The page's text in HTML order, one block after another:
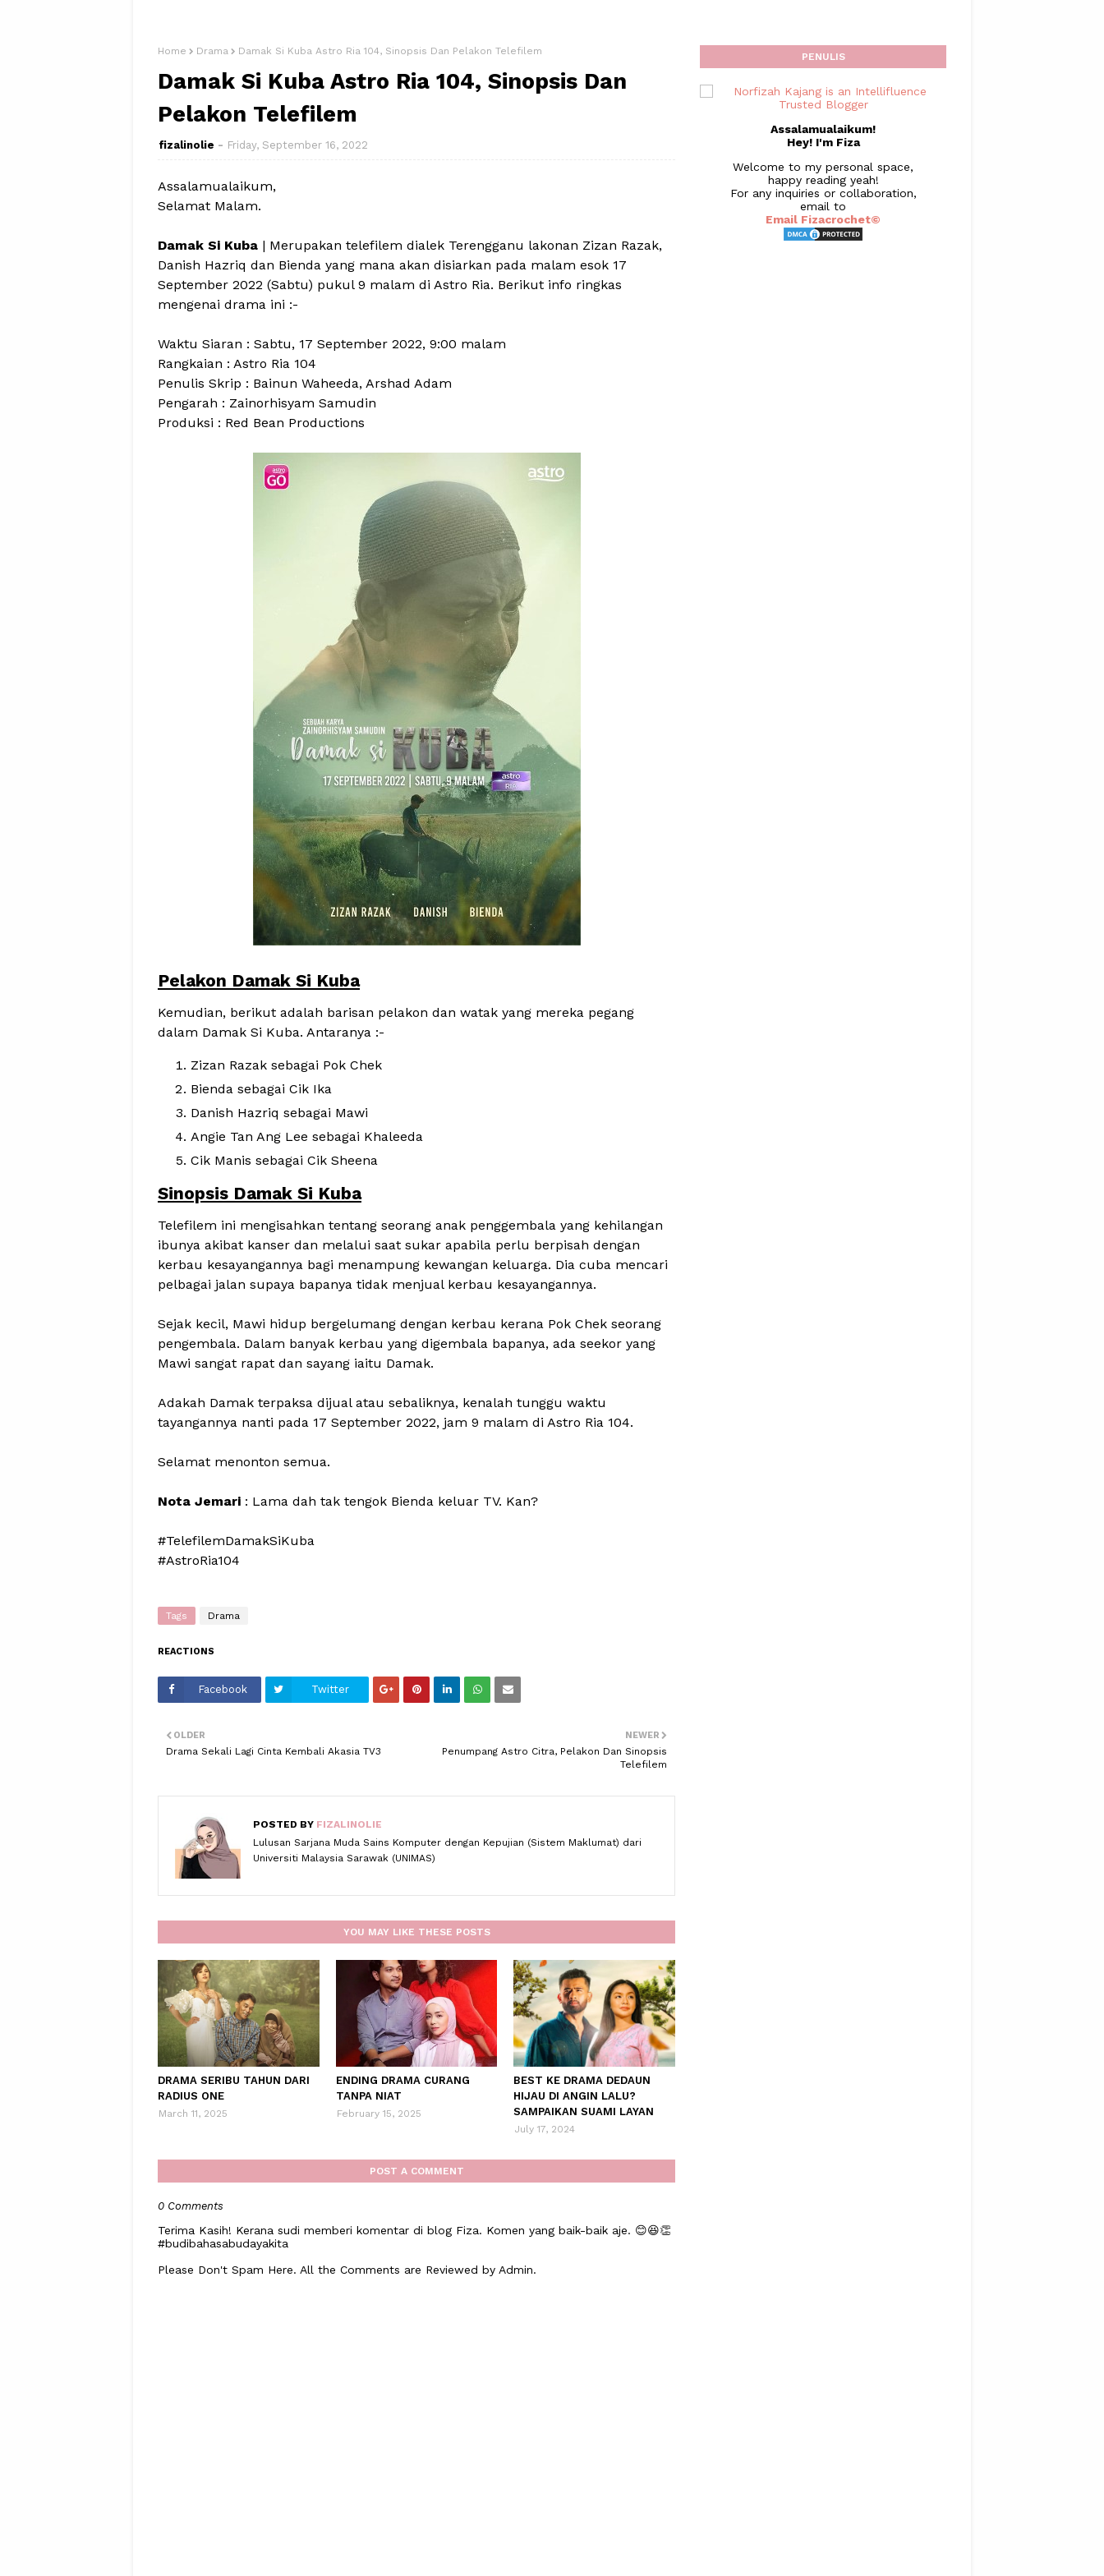
Home Drama Damak Si Kuba Astro Ria 104, Sinopsis Dan Pelakon Telefilem
Damak Si Kuba Astro Ria 104, Sinopsis Dan
Pelakon Telefilem
fizalinolie Friday, September 16, 2022
Assalamualaikum,
Selamat Malam.
Damak Si Kuba | Merupakan telefilem dialek Terengganu lakonan Zizan Razak,
Danish Hazriq dan Bienda yang mana akan disiarkan pada malam esok 17
September 2022 (Sabtu) pukul 9 malam di Astro Ria. Berikut info ringkas
mengenai drama ini :-
Waktu Siaran : Sabtu, 17 September 2022, 9:00 malam
Rangkaian : Astro Ria 104
Penulis Skrip : Bainun Waheeda, Arshad Adam
Pengarah : Zainorhisyam Samudin
Produksi : Red Bean Productions
Pelakon Damak Si Kuba
Kemudian, berikut adalah barisan pelakon dan watak yang mereka pegang
dalam Damak Si Kuba. Antaranya :-
Zizan Razak sebagai Pok Chek
Bienda sebagai Cik Ika
Danish Hazriq sebagai Mawi
Angie Tan Ang Lee sebagai Khaleeda
Cik Manis sebagai Cik Sheena
Sinopsis Damak Si Kuba
Telefilem ini mengisahkan tentang seorang anak penggembala yang kehilangan
ibunya akibat kanser dan melalui saat sukar apabila perlu berpisah dengan
kerbau kesayangannya bagi menampung kewangan keluarga. Dia cuba mencari
pelbagai jalan supaya bapanya tidak menjual kerbau kesayangannya.
Sejak kecil, Mawi hidup bergelumang dengan kerbau kerana Pok Chek seorang
pengembala. Dalam banyak kerbau yang digembala bapanya, ada seekor yang
Mawi sangat rapat dan sayang iaitu Damak.
Adakah Damak terpaksa dijual atau sebaliknya, kenalah tunggu waktu
tayangannya nanti pada 17 September 2022, jam 9 malam di Astro Ria 104.
Selamat menonton semua.
Nota Jemari : Lama dah tak tengok Bienda keluar TV. Kan?
#TelefilemDamakSiKuba
#AstroRia104
Tags Drama
REACTIONS
Facebook Twitter
NEWER
Penumpang Astro Citra, Pelakon Dan Sinopsis
Telefilem
OLDER
Drama Sekali Lagi Cinta Kembali Akasia TV3
POSTED BY FIZALINOLIE
Lulusan Sarjana Muda Sains Komputer dengan Kepujian (Sistem Maklumat) dari
Universiti Malaysia Sarawak (UNIMAS)
YOU MAY LIKE THESE POSTS
DRAMA SERIBU TAHUN DARI
RADIUS ONE
March 11, 2025
ENDING DRAMA CURANG
TANPA NIAT
February 15, 2025
BEST KE DRAMA DEDAUN
HIJAU DI ANGIN LALU?
SAMPAIKAN SUAMI LAYAN
July 17, 2024
POST A COMMENT
0 Comments
Terima Kasih! Kerana sudi memberi komentar di blog Fiza. Komen yang baik-baik aje. 😊😆👏
#budibahasabudayakita
Please Don't Spam Here. All the Comments are Reviewed by Admin.
PENULIS
Assalamualaikum!
Hey! I'm Fiza
Welcome to my personal space,
happy reading yeah!
For any inquiries or collaboration,
email to
Email Fizacrochet©